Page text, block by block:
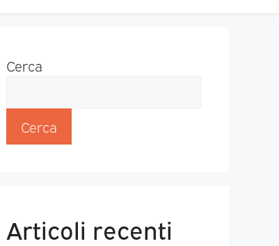
Cerca
Cerca
Articoli recenti